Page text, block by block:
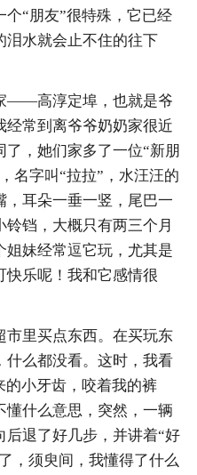
“朋友”很特殊，它已经
泪水就会止不住的往下
——高淳定埠，也就是爷
经常到离爷爷奶奶家很近
，她们家多了一位“新朋
名字叫“拉拉”，水汪汪的
，耳朵一垂一竖，尾巴一
铛，大概只有两三个月
姐妹经常逗它玩，尤其是
快乐呢！我和它感情很
市里买点东西。在买玩东
什么都没看。这时，我看
的小牙齿，咬着我的裤
懂什么意思，突然，一辆
后退了好几步，并讲着“好
，须臾间，我懂得了什么